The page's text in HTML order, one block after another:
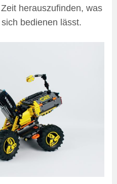
herauszufinden, was
bedienen lässt.